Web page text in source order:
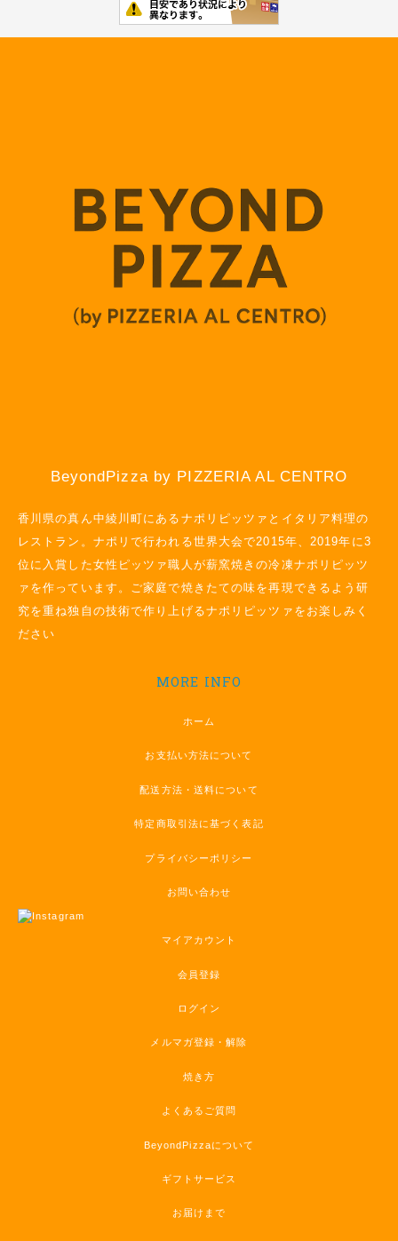
BeyondPizza by PIZZERIA AL CENTRO
香川県の真ん中綾川町にあるナポリピッツァとイタリア料理の
レストラン。ナポリで行われる世界大会で2015年、2019年に3
位に入賞した女性ピッツァ職人が薪窯焼きの冷凍ナポリピッツ
ァを作っています。ご家庭で焼きたての味を再現できるよう研
究を重ね独自の技術で作り上げるナポリピッツァをお楽しみく
ださい
MORE INFO
ホーム
お支払い方法について
配送方法・送料について
特定商取引法に基づく表記
プライバシーポリシー
お問い合わせ
マイアカウント
会員登録
ログイン
メルマガ登録・解除
焼き方
よくあるご質問
BeyondPizzaについて
ギフトサービス
お届けまで